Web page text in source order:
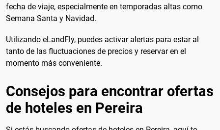
fecha de viaje, especialmente en temporadas altas como
Semana Santa y Navidad.
Utilizando eLandFly, puedes activar alertas para estar al
tanto de las fluctuaciones de precios y reservar en el
momento más conveniente.
Consejos para encontrar ofertas
de hoteles en Pereira